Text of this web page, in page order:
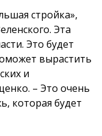
стройка»,
Эта
Это будет
вырастить
и
– Это очень
которая будет